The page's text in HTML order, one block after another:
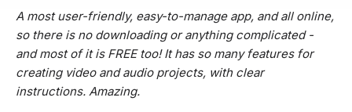
A most user-friendly, easy-to-manage app, and all online,
so there is no downloading or anything complicated -
and most of it is FREE too! It has so many features for
creating video and audio projects, with clear
instructions. Amazing.